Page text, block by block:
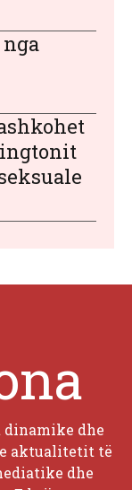
dinamike dhe
aktualitetit të
dhe